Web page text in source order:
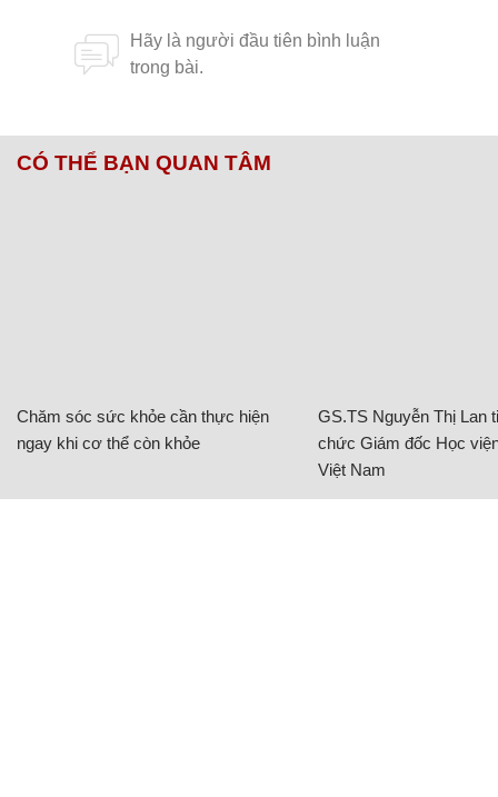
CÓ THỂ BẠN QUAN TÂM
Chăm sóc sức khỏe cần thực hiện
ngay khi cơ thể còn khỏe
GS.TS Nguyễn Thị Lan
chức Giám đốc Học
Việt Nam